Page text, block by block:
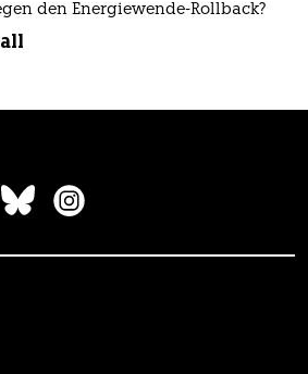
den Energiewende-Rollback?